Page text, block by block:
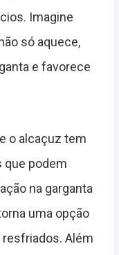
Imagine
só aquece,
e favorece
o alcaçuz tem
que podem
na garganta
uma opção
Além